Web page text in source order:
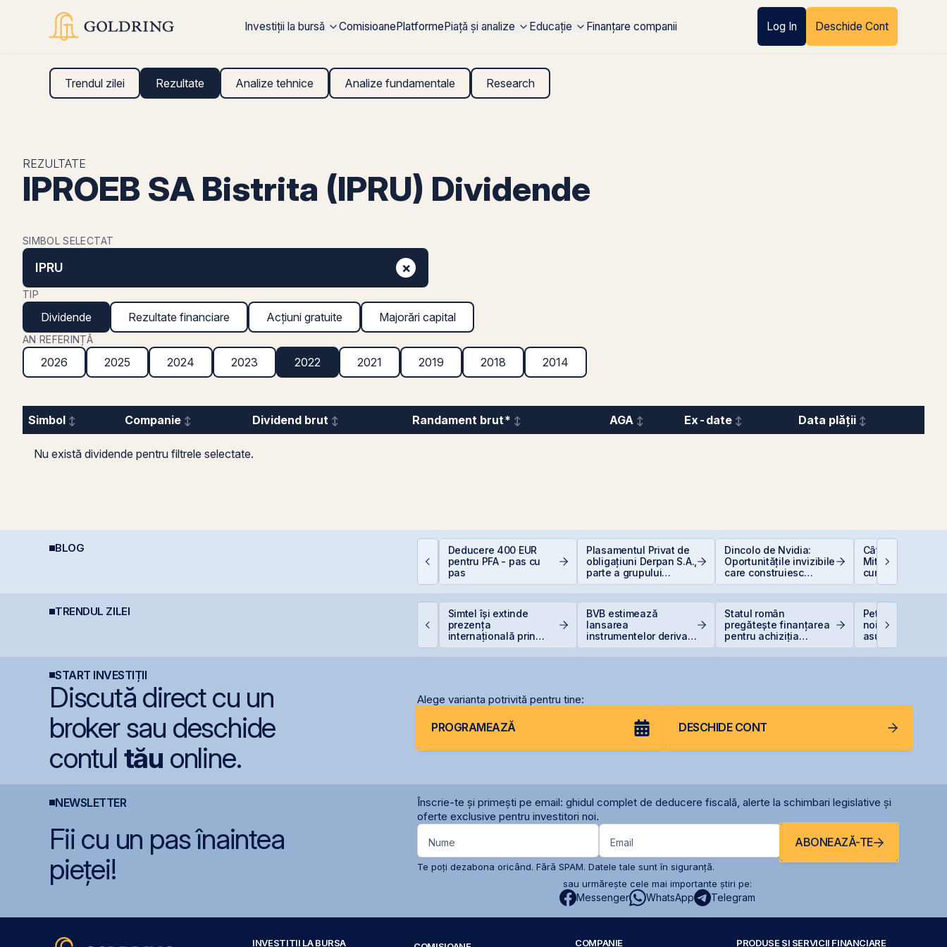
Investiții la bursă ComisioanePlatformePiață și analize Educație Finanțare companii Log In Deschide Cont
Trendul zilei Rezultate Analize tehnice Analize fundamentale Research
REZULTATE
IPROEB SA Bistrita (IPRU) Dividende
SIMBOL SELECTAT
IPRU ×
TIP
Dividende Rezultate financiare Acțiuni gratuite Majorări capital
AN REFERINȚĂ
2026 2025 2024 2023 2022 2021 2019 2018 2014
Simbol Companie Dividend brut Randament brut* AGA Ex-date Data plății
Nu există dividende pentru filtrele selectate.
BLOG
REIT-urile agricole și
Deducere 400 EUR
pentru PFA - pas cu
pas
Plasamentul Privat de
obligațiuni Derpan S.A.,
parte a grupului
Golden Foods Snacks,
Dincolo de Nvidia:
Oportunitățile invizibile
care construiesc
viitorul AI
Cât de sigură e
Mituri, riscuri
cum să investești
inteligent
TRENDUL ZILEI
Lockheed Martin
România
Simtel își extinde
prezența
internațională prin
BVB estimează
lansarea
instrumentelor derivate
Statul român
pregătește finanțarea
pentru achiziția
Petrolul urcă
noile lovituri ale
asupra Iranului
START INVESTIȚII
Discută direct cu un
broker sau deschide
contul tău online.
Alege varianta potrivită pentru tine:
PROGRAMEAZĂ DESCHIDE CONT
NEWSLETTER
Înscrie-te și primești pe email: ghidul complet de deducere fiscală, alerte la schimbari legislative și
oferte exclusive pentru investitori noi.
Fii cu un pas înaintea
pieței!
Nume Email ABONEAZĂ-TE
Te poți dezabona oricând. Fără SPAM. Datele tale sunt în siguranță.
sau urmărește cele mai importante știri pe:
Messenger WhatsApp Telegram
INVESTIȚII LA BURSA COMPANIE PRODUSE ȘI SERVICII FINANCIARE